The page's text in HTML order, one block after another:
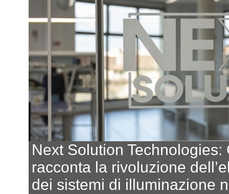
Next Solution Technologies:
racconta la rivoluzione
dei sistemi di illuminazione